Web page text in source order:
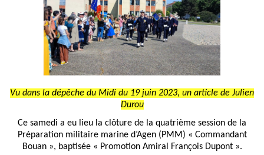
Vu dans la dépêche du Midi du 19 juin 2023, un article de Julien
Durou
Ce samedi a eu lieu la clôture de la quatrième session de la
Préparation militaire marine d’Agen (PMM) « Commandant
Bouan », baptisée « Promotion Amiral François Dupont ».